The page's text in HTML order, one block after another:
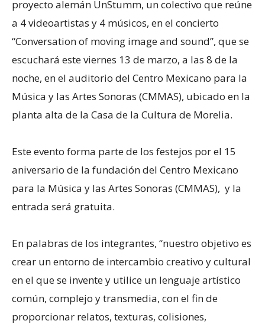
proyecto alemán UnStumm, un colectivo que reúne
a 4 videoartistas y 4 músicos, en el concierto
“Conversation of moving image and sound”, que se
escuchará este viernes 13 de marzo, a las 8 de la
noche, en el auditorio del Centro Mexicano para la
Música y las Artes Sonoras (CMMAS), ubicado en la
planta alta de la Casa de la Cultura de Morelia.
Este evento forma parte de los festejos por el 15
aniversario de la fundación del Centro Mexicano
para la Música y las Artes Sonoras (CMMAS), y la
entrada será gratuita.
En palabras de los integrantes, “nuestro objetivo es
crear un entorno de intercambio creativo y cultural
en el que se invente y utilice un lenguaje artístico
común, complejo y transmedia, con el fin de
proporcionar relatos, texturas, colisiones,